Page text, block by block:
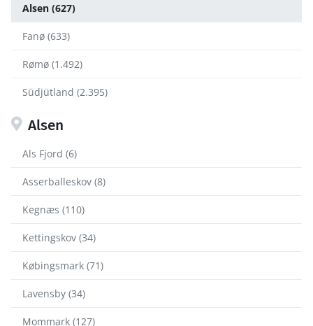
Alsen (627)
Fanø (633)
Rømø (1.492)
Südjütland (2.395)
Alsen
Als Fjord (6)
Asserballeskov (8)
Kegnæs (110)
Kettingskov (34)
Købingsmark (71)
Lavensby (34)
Mommark (127)